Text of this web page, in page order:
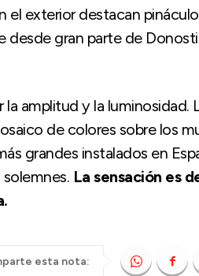
el exterior destacan
desde gran parte de
la amplitud y la luminosidad.
de colores sobre los
grandes instalados en
La sensación es
esta nota: